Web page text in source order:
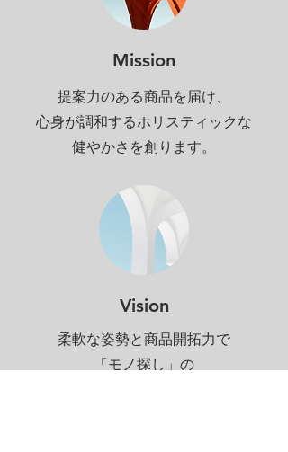
Mission
提案力のある商品を届け、
心身が調和するホリスティックな
​健やかさを創ります。
​Vision
柔軟な姿勢と商品開拓力で
「モノ探し」の